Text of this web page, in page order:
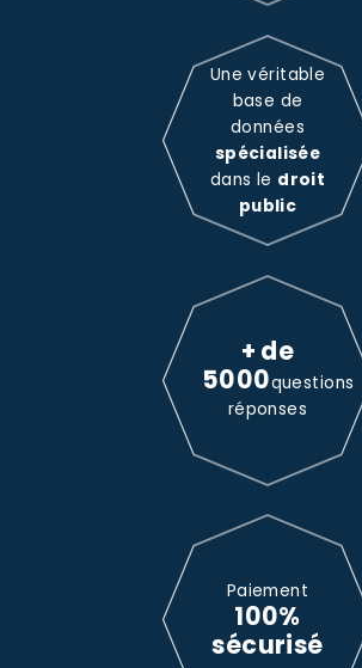
Une véritable
base de
données
spécialisée
dans le droit
public
+ de
5000questions
réponses
Paiement
100%
sécurisé